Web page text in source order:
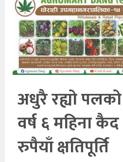
अन्तर्वार्ता
विचार
साहित्य/
सूचना
प्रविधि
खेलकुद
अधुरै रह्यो पलको
वर्ष ६ महिना
रुपैयाँ क्षतिपूर्ति